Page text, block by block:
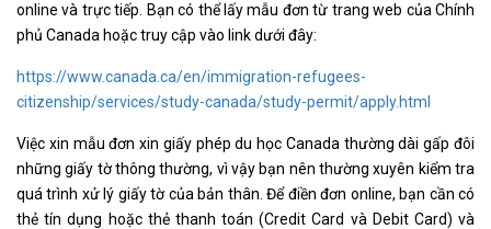
online và trực tiếp. Bạn có thể lấy mẫu đơn từ trang web của Chính
phủ Canada hoặc truy cập vào link dưới đây:
https://www.canada.ca/en/immigration-refugees-
citizenship/services/study-canada/study-permit/apply.html
Việc xin mẫu đơn xin giấy phép du học Canada thường dài gấp đôi
những giấy tờ thông thường, vì vậy bạn nên thường xuyên kiểm tra
quá trình xử lý giấy tờ của bản thân. Để điền đơn online, bạn cần có
thẻ tín dụng hoặc thẻ thanh toán (Credit Card và Debit Card) và